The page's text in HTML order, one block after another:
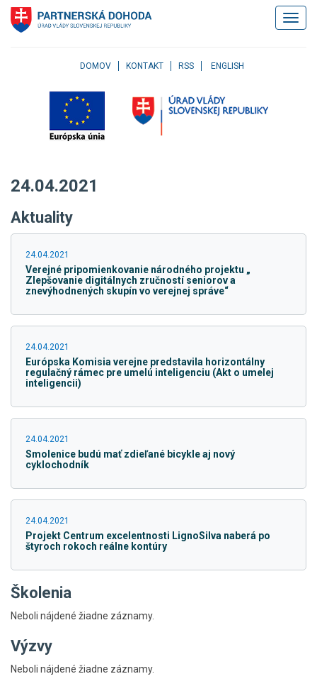
Klávesové
skratky
Skočiť
menu
na
Skočiť
pätičku
DOMOV KONTAKT RSS ENGLISH
24.04.2021
Aktuality
24.04.2021
Verejné pripomienkovanie národného projektu „
Zlepšovanie digitálnych zručností seniorov a
znevýhodnených skupín vo verejnej správe“
24.04.2021
Európska Komisia verejne predstavila horizontálny
regulačný rámec pre umelú inteligenciu (Akt o umelej
inteligencii)
24.04.2021
Smolenice budú mať zdieľané bicykle aj nový
cyklochodník
24.04.2021
Projekt Centrum excelentnosti LignoSilva naberá po
štyroch rokoch reálne kontúry
Školenia
Neboli nájdené žiadne záznamy.
Výzvy
Neboli nájdené žiadne záznamy.